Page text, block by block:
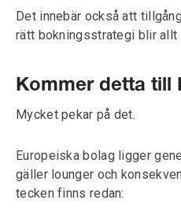
Det innebär också att
rätt bokningsstrategi blir allt
Kommer detta till
Mycket pekar på det.
Europeiska bolag ligger
gäller lounger och
tecken finns redan: